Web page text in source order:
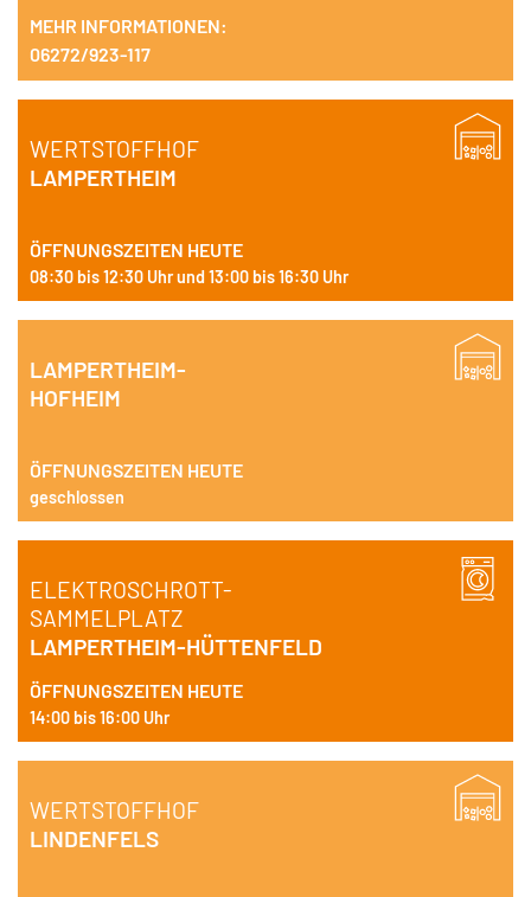
MEHR INFORMATIONEN:
06272/923-117
WERTSTOFFHOF
LAMPERTHEIM
ÖFFNUNGSZEITEN HEUTE
08:30 bis 12:30 Uhr und 13:00 bis 16:30 Uhr
LAMPERTHEIM-
HOFHEIM
ÖFFNUNGSZEITEN HEUTE
geschlossen
ELEKTROSCHROTT-
SAMMELPLATZ
LAMPERTHEIM-HÜTTENFELD
ÖFFNUNGSZEITEN HEUTE
14:00 bis 16:00 Uhr
WERTSTOFFHOF
LINDENFELS